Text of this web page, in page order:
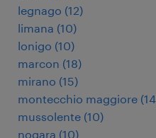
legnago (12)
limana (10)
lonigo (10)
marcon (18)
mirano (15)
montecchio maggiore (14
mussolente (10)
nogara (10)